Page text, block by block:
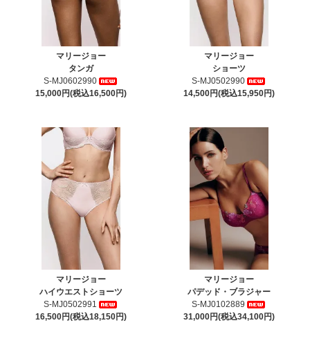
マリージョー
タンガ
S-MJ0602990
15,000円(税込16,500円)
マリージョー
ショーツ
S-MJ0502990
14,500円(税込15,950円)
マリージョー
ハイウエストショーツ
S-MJ0502991
16,500円(税込18,150円)
マリージョー
パデッド・ブラジャー
S-MJ0102889
31,000円(税込34,100円)